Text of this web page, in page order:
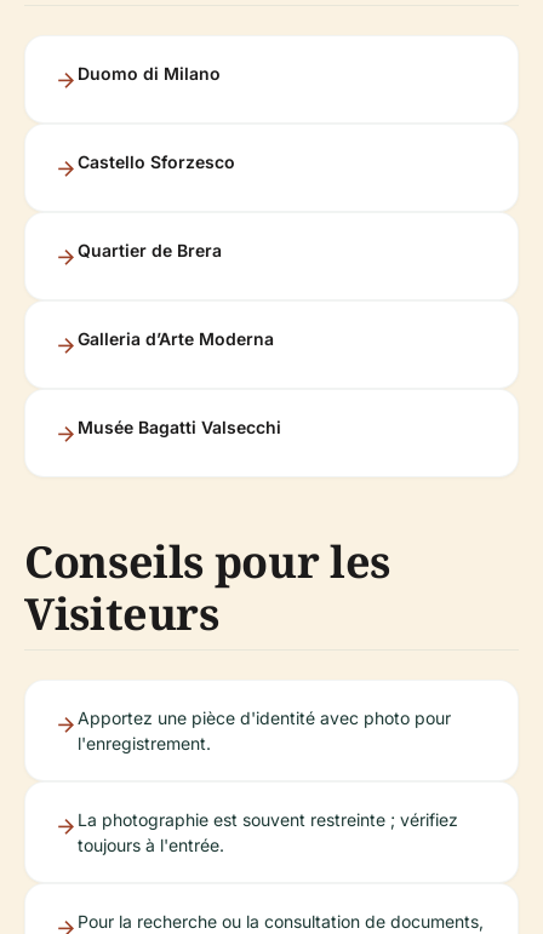
Duomo di Milano
Castello Sforzesco
Quartier de Brera
Galleria d’Arte Moderna
Musée Bagatti Valsecchi
Conseils pour les
Visiteurs
Apportez une pièce d'identité avec photo pour
l'enregistrement.
La photographie est souvent restreinte ; vérifiez
toujours à l'entrée.
Pour la recherche ou la consultation de documents,